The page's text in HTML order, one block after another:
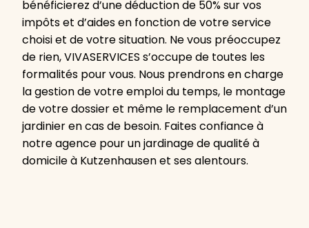
bénéficierez d’une déduction de 50% sur vos
impôts et d’aides en fonction de votre service
choisi et de votre situation. Ne vous préoccupez
de rien, VIVASERVICES s’occupe de toutes les
formalités pour vous. Nous prendrons en charge
la gestion de votre emploi du temps, le montage
de votre dossier et même le remplacement d’un
jardinier en cas de besoin. Faites confiance à
notre agence pour un jardinage de qualité à
domicile à Kutzenhausen et ses alentours.